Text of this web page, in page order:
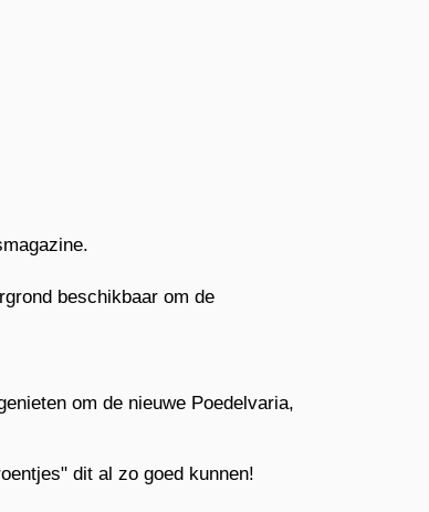
beschikbaar om de
om de nieuwe Poedelvaria,
dit al zo goed kunnen!